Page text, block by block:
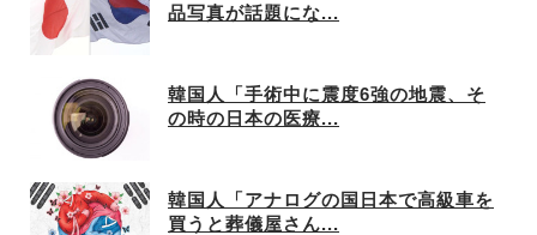
品写真が話題にな...
韓国人「手術中に震度6強の地震、そ
の時の日本の医療...
韓国人「アナログの国日本で高級車を
買うと葬儀屋さん...